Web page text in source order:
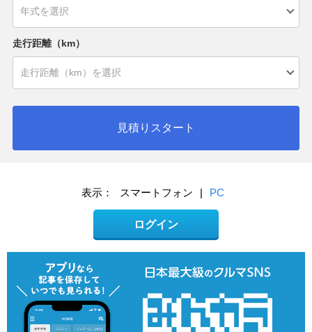
走行距離（km）
見積りスタート
表示： スマートフォン | PC
ログイン